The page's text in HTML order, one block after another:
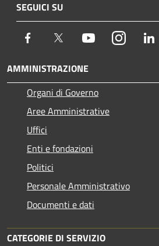
SEGUICI SU
Facebook Twitter YoutubeInstagram
AMMINISTRAZIONE
Organi di Governo
Aree Amministrative
Uffici
Enti e fondazioni
Politici
Personale Amministrativo
Documenti e dati
CATEGORIE DI SERVIZIO